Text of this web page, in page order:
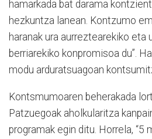
hamarkada bat darama
hezkuntza lanean. Kontzumo
haranak ura aurreztearekiko eta
berriarekiko konpromisoa du”.
modu arduratsuagoan
Kontsmumoaren beherakada
Patzuegoak aholkularitza
programak egin ditu. Horrela, “5